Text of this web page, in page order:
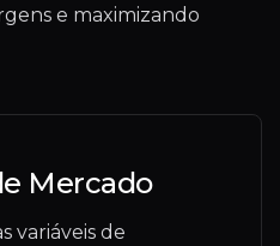
e maximizando
Mercado
variáveis de